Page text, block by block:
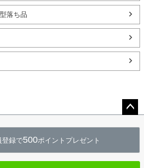
落ち品
へ
登録で500ポイントプレゼント